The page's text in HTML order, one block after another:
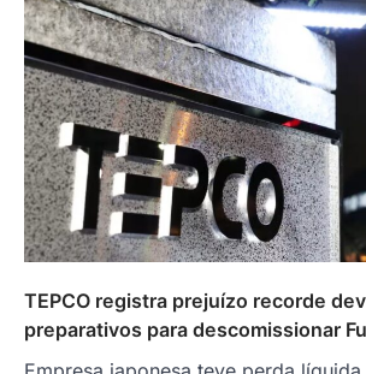
TEPCO registra prejuízo recorde
preparativos para descomissionar